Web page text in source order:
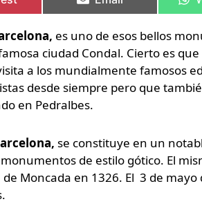
es uno de esos bellos
ciudad Condal. Cierto es
a los mundialmente famosos
desde siempre pero que
en Pedralbes.
se constituye en un
de estilo gótico. El
Moncada en 1326. El 3 de mayo